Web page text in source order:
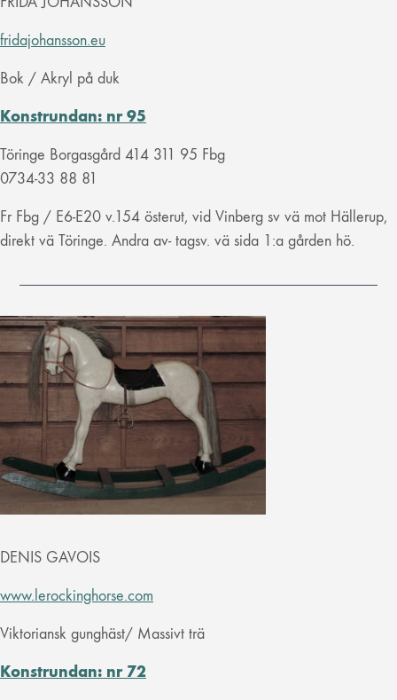
fridajohansson.eu
Bok / Akryl på duk
Konstrundan: nr 95
Töringe Borgasgård 414 311 95 Fbg
0734-33 88 81
Fr Fbg / E6-E20 v.154 österut, vid Vinberg sv vä mot Hällerup,
direkt vä Töringe. Andra av- tagsv. vä sida 1:a gården hö.
DENIS GAVOIS
www.lerockinghorse.com
Viktoriansk gunghäst/ Massivt trä
Konstrundan: nr 72